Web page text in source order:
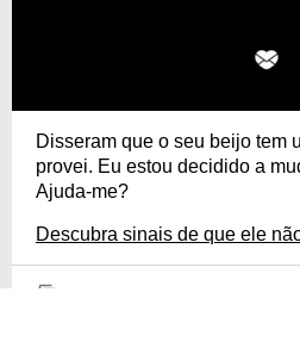
Disseram que o seu beijo tem
provei. Eu estou decidido a
Ajuda-me?
Descubra sinais de que ele